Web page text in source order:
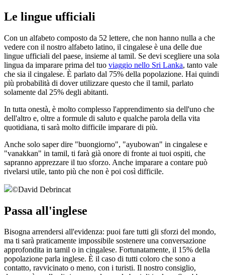
Le lingue ufficiali
Con un alfabeto composto da 52 lettere, che non hanno nulla a che
vedere con il nostro alfabeto latino, il cingalese è una delle due
lingue ufficiali del paese, insieme al tamil. Se devi scegliere una sola
lingua da imparare prima del tuo viaggio nello Sri Lanka, tanto vale
che sia il cingalese. È parlato dal 75% della popolazione. Hai quindi
più probabilità di dover utilizzare questo che il tamil, parlato
solamente dal 25% degli abitanti.
In tutta onestà, è molto complesso l'apprendimento sia dell'uno che
dell'altro e, oltre a formule di saluto e qualche parola della vita
quotidiana, ti sarà molto difficile imparare di più.
Anche solo saper dire "buongiorno", "ayubowan" in cingalese e
"vanakkan" in tamil, ti farà già onore di fronte ai tuoi ospiti, che
sapranno apprezzare il tuo sforzo. Anche imparare a contare può
rivelarsi utile, tanto più che non è poi così difficile.
©David Debrincat
Passa all'inglese
Bisogna arrendersi all'evidenza: puoi fare tutti gli sforzi del mondo,
ma ti sarà praticamente impossibile sostenere una conversazione
approfondita in tamil o in cingalese. Fortunatamente, il 15% della
popolazione parla inglese. È il caso di tutti coloro che sono a
contatto, ravvicinato o meno, con i turisti. Il nostro consiglio,